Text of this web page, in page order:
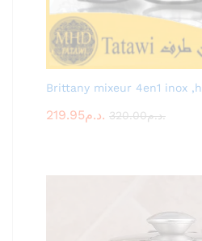
Brittany mixeur 4en1 inox
219.95 د.م. 320.00 د.م.